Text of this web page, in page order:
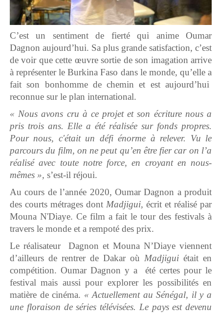
C’est un sentiment de fierté qui anime Oumar
Dagnon aujourd’hui. Sa plus grande satisfaction, c’est
de voir que cette œuvre sortie de son imagation arrive
à représenter le Burkina Faso dans le monde, qu’elle a
fait son bonhomme de chemin et est aujourd’hui
reconnue sur le plan international.
« Nous avons cru à ce projet et son écriture nous a
pris trois ans. Elle a été réalisée sur fonds propres.
Pour nous, c'était un défi énorme à relever. Vu le
parcours du film, on ne peut qu’en être fier car on l’a
réalisé avec toute notre force, en croyant en nous-
mêmes », s’est-il réjoui.
Au cours de l’année 2020, Oumar Dagnon a produit
des courts métrages dont Madjigui, écrit et réalisé par
Mouna N'Diaye. Ce film a fait le tour des festivals à
travers le monde et a rempoté des prix.
Le réalisateur Dagnon et Mouna N’Diaye viennent
d’ailleurs de rentrer de Dakar où Madjigui était en
compétition. Oumar Dagnon y a été certes pour le
festival mais aussi pour explorer les possibilités en
matière de cinéma. « Actuellement au Sénégal, il y a
une floraison de séries télévisées. Le pays est devenu